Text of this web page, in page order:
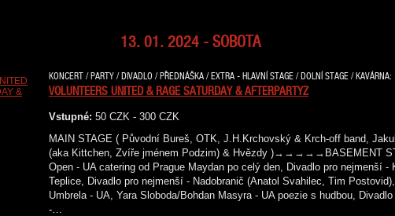
13. 01. 2024 - SOBOTA
KONCERT / PARTY / DIVADLO / PŘEDNÁŠKA / EXTRA - HLAVNÍ STAGE / DOLNÍ STAGE / KAVÁRNA:
VOLUNTEERS UNITED & RAGE SATURDAY & AFTERPARTYZ
Vstupné: 50 CZK - 300 CZK
MAIN STAGE ( Původní Bureš, OTK, J.H.Krchovský & Krch-off band,
(aka Kittchen, Zvíře jménem Podzim) & Hvězdy )→→→→→BASEMENT
Open - UA catering od Prague Maydan po celý den, Divadlo pro nejmenší -
Teplice, Divadlo pro nejmenší - Nadobranič (Anatol Svahilec, Tim
Umbrela - UA, Yara Sloboda/Bohdan Masyra - UA poezie s hudbou,
-…